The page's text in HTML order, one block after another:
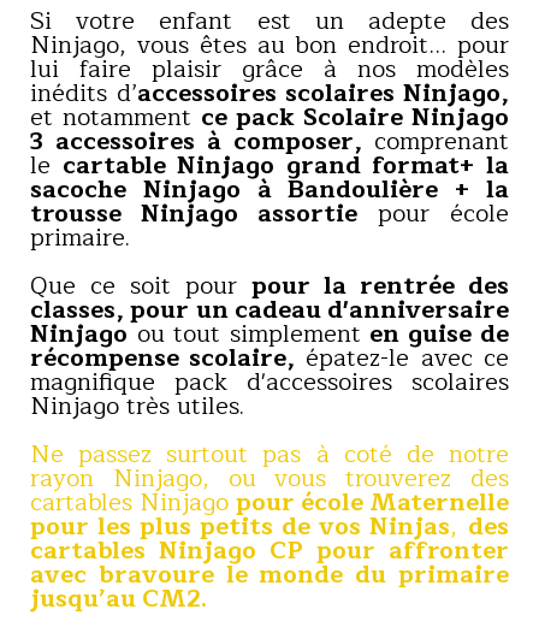
Si votre enfant est un adepte des
Ninjago, vous êtes au bon endroit… pour
lui faire plaisir grâce à nos modèles
inédits d’accessoires scolaires Ninjago,
et notamment ce pack Scolaire Ninjago
3 accessoires à composer, comprenant
le cartable Ninjago grand format+ la
sacoche Ninjago à Bandoulière + la
trousse Ninjago assortie pour école
primaire.
.
Que ce soit pour pour la rentrée des
classes, pourun cadeau d'anniversaire
Ninjagoou tout simplement en guise de
récompense scolaire, épatez-le avec ce
magnifique pack d'accessoires scolaires
Ninjago très utiles.
Ne passez surtout pas à coté de notre
rayon Ninjago, ou vous trouverez des
cartables Ninjagopour école Maternelle
pour les plus petits de vos Ninjas, des
cartables Ninjago CP pour affronter
avec bravoure le monde du primaire
jusqu’au CM2.